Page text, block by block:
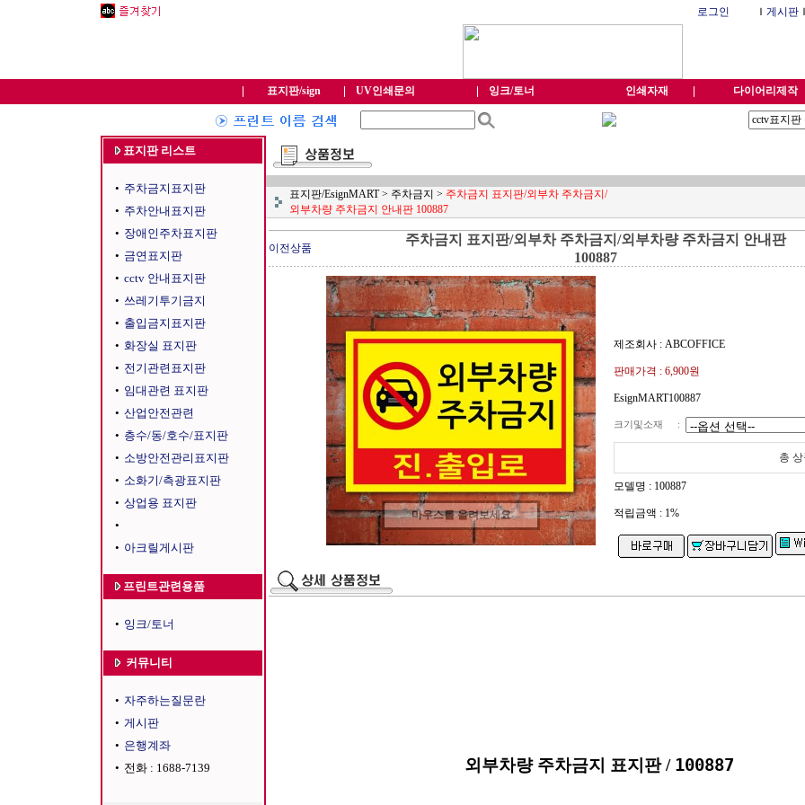
로그인 Ｉ 게시판Ｉ
표지판/sign UV인쇄문의 잉크/토너 인쇄자재 다이어리제작
표지판 리스트
• 주차금지표지판
• 주차안내표지판
• 장애인주차표지판
• 금연표지판
• cctv 안내표지판
• 쓰레기투기금지
• 출입금지표지판
• 화장실 표지판
• 전기관련표지판
• 임대관련 표지판
• 산업안전관련
• 층수/동/호수/표지판
• 소방안전관리표지판
• 소화기/측광표지판
• 상업용 표지판
•
• 아크릴게시판
프린트관련용품
• 잉크/토너
커뮤니티
• 자주하는질문란
• 게시판
• 은행계좌
• 전화 : 1688-7139
표지판/EsignMART > 주차금지 > 주차금지 표지판/외부차 주차금지/
외부차량 주차금지 안내판 100887
이전상품
주차금지 표지판/외부차 주차금지/외부차량 주차금지 안내판
100887
마우스를 올려보세요
제조회사 : ABCOFFICE
판매가격 : 6,900원
EsignMART100887
크기및소재 :
총
모델명 : 100887
적립금액 : 1%
외부차량 주차금지 표지판 / 100887